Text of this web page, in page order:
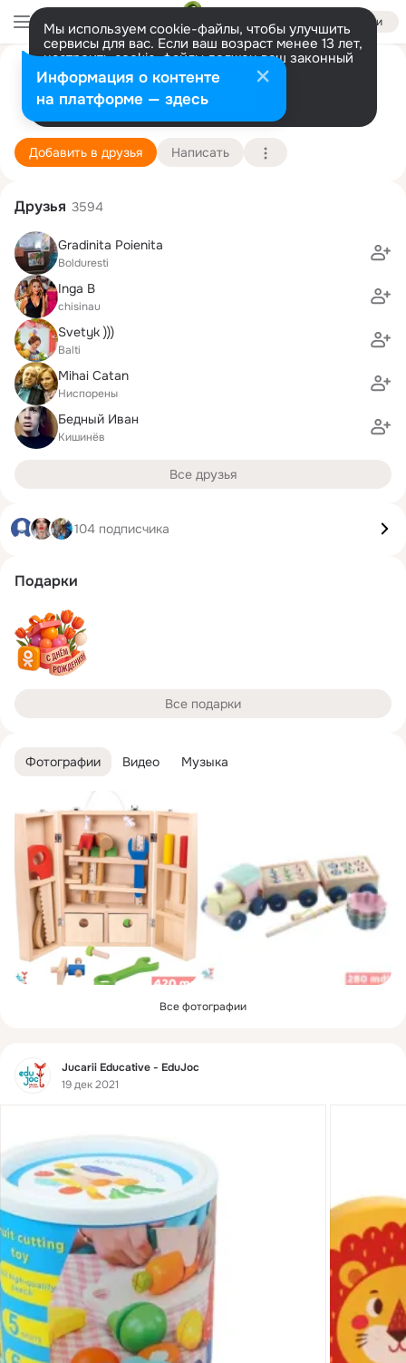
Войти
Мы используем cookie-файлы, чтобы улучшить
сервисы для вас. Если ваш возраст менее 13 лет,
настроить cookie-файлы должен ваш законный
представитель. Больше информации
Разрешить все Настроить
Jucarii Educative - EduJoc
Кишинёв 1 апреля Подробнее
Добавить в друзья Написать
Фотографии Видео Музыка
Все фотографии
Фид
Jucarii Educative - EduJoc
19 дек 2021
Друзья 3594
Gradinita Poienita
Bolduresti
Inga B
chisinau
Svetyk )))
Balti
Mihai Catan
Ниспорены
Бедный Иван
Кишинёв
Все друзья
104 подписчика
Подарки
Все подарки
Информация о контенте
на платформе — здесь